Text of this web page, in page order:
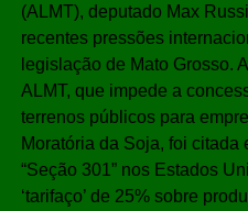
(ALMT), deputado Max
recentes pressões
legislação de Mato Grosso.
ALMT, que impede a
terrenos públicos para
Moratória da Soja, foi citada
“Seção 301” nos Estados
‘tarifaço’ de 25% sobre